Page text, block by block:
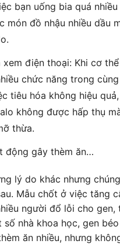
bạn uống bia quá
món đồ nhậu nhiều dầu
xem điện thoại: Khi cơ
chức năng trong
tiêu hóa không hiệu
không được hấp thụ
thừa.
động gây thèm ăn…
lý do khác nhưng
Mẫu chốt ở việc tăng
người đổ lỗi cho gen,
nhà khoa học, gen
ăn nhiều, nhưng